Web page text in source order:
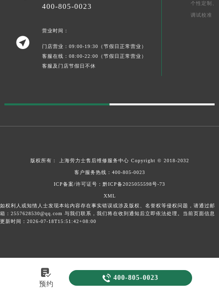
400-805-0023

营业时间：
门店营业：09:00-19:30（节假日正常营业）
客服在线：08:00-22:00（节假日正常营业）
客服及门店节假日不休
个性定制、
调试校准
版权所有： 上海劳力士售后维修服务中心 Copyright © 2018-2032
客户服务热线： 400-805-0023
ICP备案/许可证号：黔ICP备2025055598号-73
XML
如权利人或知情人士发现本站内容存在事实错误或涉及版权、名誉权等侵权问题，请通过邮
箱：2557628530@qq.com 与我们联系，我们将在收到通知后立即依法处理。当前页面信息
更新时间：2026-07-18T15:51:42+08:00

预约
 400-805-0023